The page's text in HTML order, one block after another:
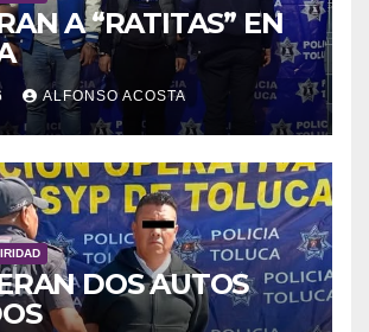
A “RATITAS” EN
ALFONSO ACOSTA
DOS AUTOS